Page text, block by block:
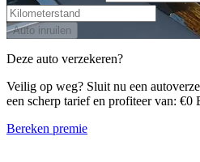
Auto inruilen
Deze auto verzekeren?
Veilig op weg? Sluit nu een
een scherp tarief en profiteer van: €0
Bereken premie